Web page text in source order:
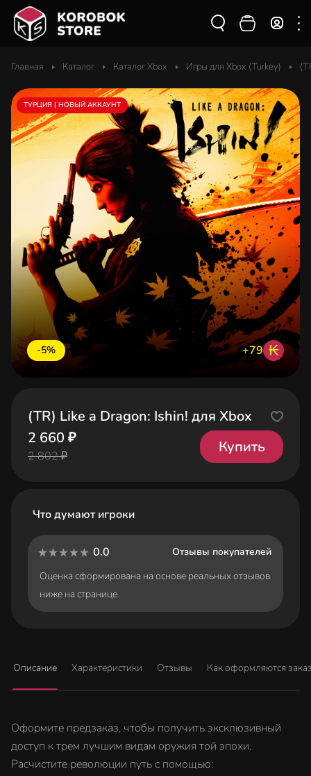
Главная Каталог Каталог Xbox Игры для Xbox (Turkey)
-5% +79 ₭
ТУРЦИЯ | НОВЫЙ АККАУНТ
(TR) Like a Dragon: Ishin! для Xbox
2 660 ₽
2 802 ₽
Купить
Что думают игроки
0.0
Отзывы покупателей
Оценка сформирована на основе реальных отзывов
ниже на странице.
Описание Характеристики Отзывы Как оформляются
Оформите предзаказ, чтобы получить эксклюзивный
доступ к трем лучшим видам оружия той эпохи.
Расчистите революции путь с помощью: